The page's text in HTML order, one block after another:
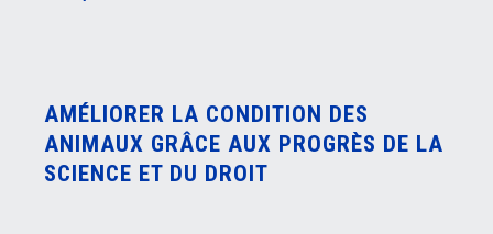
AMÉLIORER LA CONDITION DES
ANIMAUX GRÂCE AUX PROGRÈS DE LA
SCIENCE ET DU DROIT